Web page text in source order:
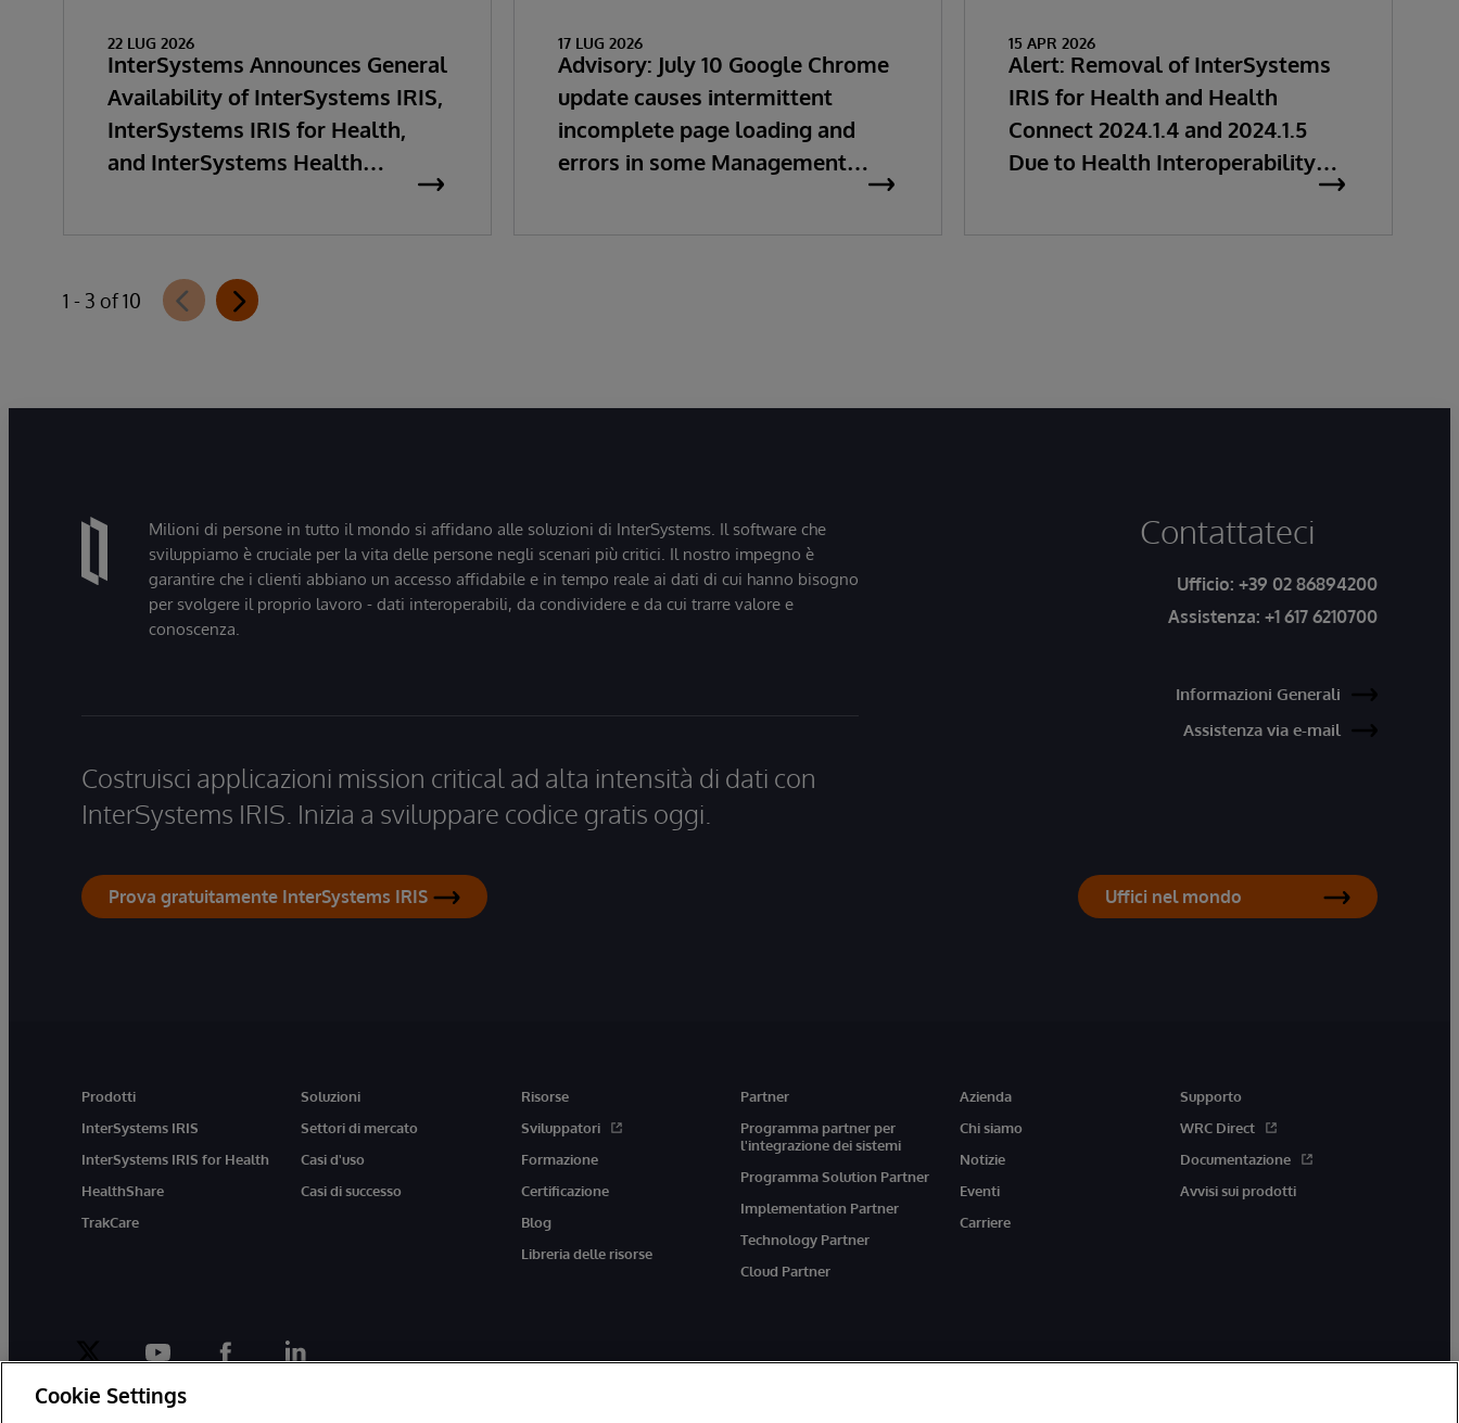
22 LUG 2026
InterSystems Announces General
Availability of InterSystems IRIS,
InterSystems IRIS for Health,
and InterSystems Health
17 LUG 2026
Advisory: July 10 Google Chrome
update causes intermittent
incomplete page loading and
errors in some Management
15 APR 2026
Alert: Removal of InterSystems
IRIS for Health and Health
Connect 2024.1.4 and 2024.1.5
Due to Health Interoperability
1 - 3 of 10
Milioni di persone in tutto il mondo si affidano alle soluzioni di InterSystems. Il software che
sviluppiamo è cruciale per la vita delle persone negli scenari più critici. Il nostro impegno è
garantire che i clienti abbiano un accesso affidabile e in tempo reale ai dati di cui hanno bisogno
per svolgere il proprio lavoro - dati interoperabili, da condividere e da cui trarre valore e
conoscenza.
Costruisci applicazioni mission critical ad alta intensità di dati con
InterSystems IRIS. Inizia a sviluppare codice gratis oggi.
Prova gratuitamente InterSystems IRIS
Contattateci
Ufficio: +39 02 86894200
Assistenza: +1 617 6210700
Informazioni Generali
Assistenza via e-mail
Uffici nel mondo
Prodotti
InterSystems IRIS
InterSystems IRIS for Health
HealthShare
TrakCare
Soluzioni
Settori di mercato
Casi d'uso
Casi di successo
Risorse
Sviluppatori
Formazione
Certificazione
Blog
Libreria delle risorse
Partner
Programma partner per
l'integrazione dei sistemi
Programma Solution Partner
Implementation Partner
Technology Partner
Cloud Partner
Azienda
Chi siamo
Notizie
Eventi
Carriere
Supporto
WRC Direct
Documentazione
Avvisi sui prodotti
twitter youtubefacebooklinkedin
Cookie Settings